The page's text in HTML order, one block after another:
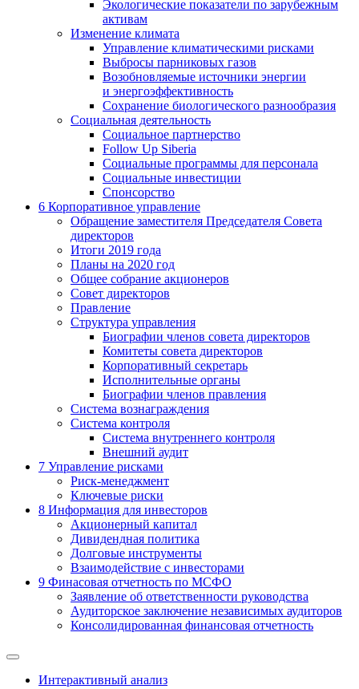
Экологические показатели по зарубежным
активам
Изменение климата
Управление климатическими рисками
Выбросы парниковых газов
Возобновляемые источники энергии
и энергоэффективность
Сохранение биологического разнообразия
Социальная деятельность
Социальное партнерство
Follow Up Siberia
Социальные программы для персонала
Социальные инвестиции
Спонсорство
6 Корпоративное управление
Обращение заместителя Председателя Совета
директоров
Итоги 2019 года
Планы на 2020 год
Общее собрание акционеров
Совет директоров
Правление
Структура управления
Биографии членов совета директоров
Комитеты совета директоров
Корпоративный секретарь
Исполнительные органы
Биографии членов правления
Система вознаграждения
Система контроля
Система внутреннего контроля
Внешний аудит
7 Управление рисками
Риск-менеджмент
Ключевые риски
8 Информация для инвесторов
Акционерный капитал
Дивидендная политика
Долговые инструменты
Взаимодействие с инвеcторами
9 Финасовая отчетность по МСФО
Заявление об ответственности руководства
Аудиторское заключение независимых аудиторов
Консолидированная финансовая отчетность
Интерактивный анализ